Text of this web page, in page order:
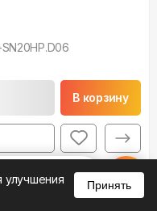
В корзину
улучшения
Принять